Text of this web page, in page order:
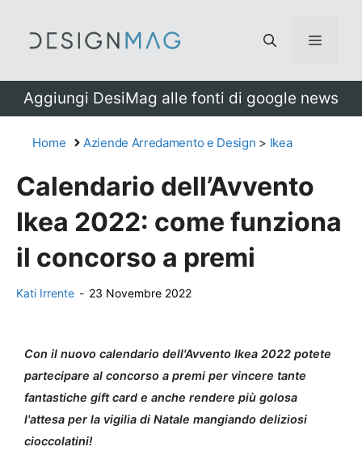
Menu
Aggiungi DesiMag alle fonti di google news
Home Aziende Arredamento e Design > Ikea
Calendario dell’Avvento
Ikea 2022: come funziona
il concorso a premi
Kati Irrente - 23 Novembre 2022
Con il nuovo calendario dell'Avvento Ikea 2022 potete
partecipare al concorso a premi per vincere tante
fantastiche gift card e anche rendere più golosa
l'attesa per la vigilia di Natale mangiando deliziosi
cioccolatini!